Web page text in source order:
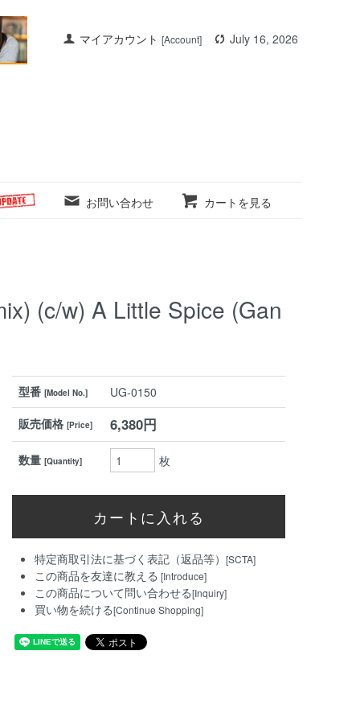
マイアカウント [Account] July 16, 2026
お問い合わせ カートを見る
(c/w) A Little Spice (Gan
型番[Model No.]
UG-0150
販売価格[Price] 6,380円
数量[Quantity] 枚
特定商取引法に基づく表記（返品等）[SCTA]
この商品を友達に教える [Introduce]
この商品について問い合わせる[Inquiry]
買い物を続ける[Continue Shopping]